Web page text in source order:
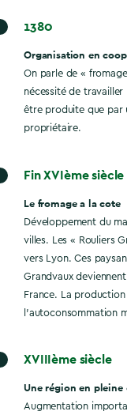
1380
Organisation en
On parle de «
nécessité de
être produite que par
propriétaire.
Fin XVIème siècle
Le fromage a la cote
Développement du
villes. Les « Rouliers
vers Lyon. Ces
Grandvaux
France. La production
l’autoconsommation
XVIIIème siècle
Une région en pleine
Augmentation